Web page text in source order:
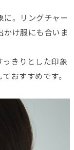
に。リングチャー
かけ服にも合いま
っきりとした印象
おすすめです。